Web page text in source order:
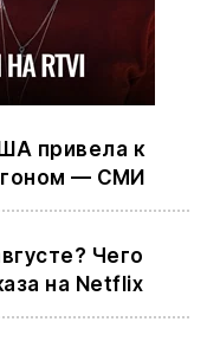
привела к
— СМИ
Чего
на Netflix